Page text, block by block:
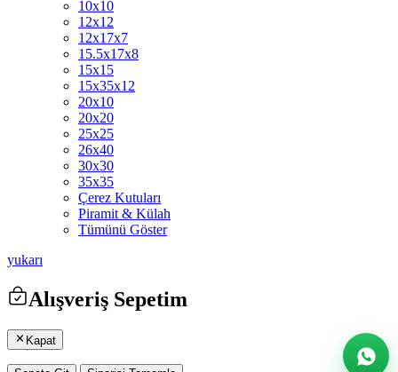
10x10
12x12
12x17x7
15.5x17x8
15x15
15x35x12
20x10
20x20
25x25
26x40
30x30
35x35
Çerez Kutuları
Piramit & Külah
Tümünü Göster
yukarı
Alışveriş Sepetim
Kapat